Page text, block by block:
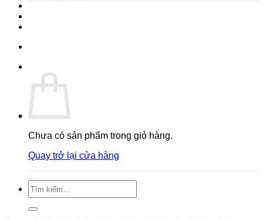
Chưa có sản phẩm trong giỏ hàng.
Quay trở lại cửa hàng
Tìm
kiếm: